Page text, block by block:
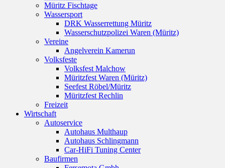
Müritz Fischtage
Wassersport
DRK Wasserrettung Müritz
Wasserschutzpolizei Waren (Müritz)
Vereine
Angelverein Kamerun
Volksfeste
Volksfest Malchow
Müritzfest Waren (Müritz)
Seefest Röbel/Müritz
Müritzfest Rechlin
Freizeit
Wirtschaft
Autoservice
Autohaus Multhaup
Autohaus Schlingmann
Car-HiFi Tuning Center
Baufirmen